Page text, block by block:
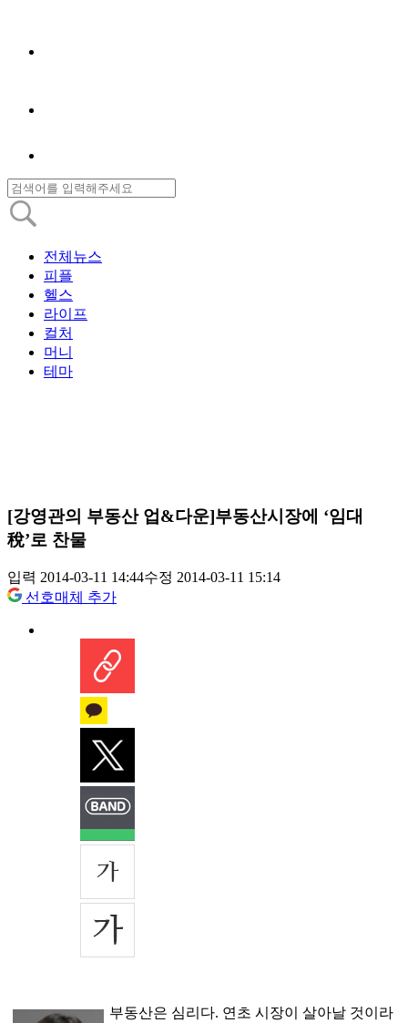
전체뉴스
피플
헬스
라이프
컬처
머니
테마
[강영관의 부동산 업&다운]부동산시장에 ‘임대
稅’로 찬물
입력 2014-03-11 14:44수정 2014-03-11 15:14
선호매체 추가
부동산은 심리다. 연초 시장이 살아날 것이라